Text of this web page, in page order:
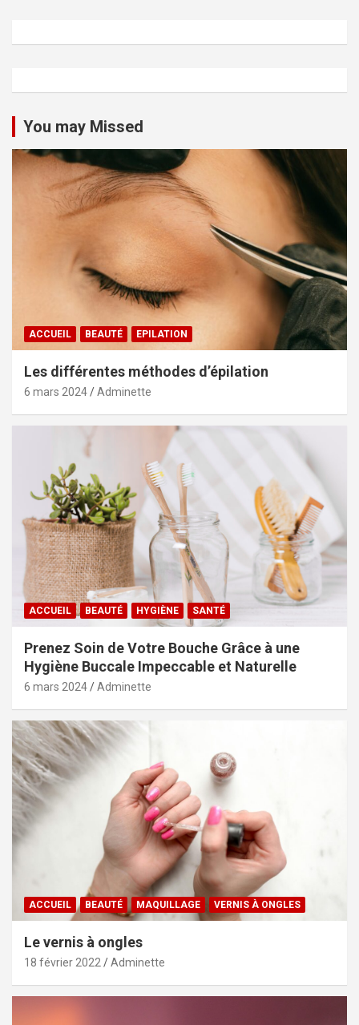
You may Missed
ACCUEIL BEAUTÉ EPILATION
Les différentes méthodes d’épilation
6 mars 2024 Adminette
ACCUEIL BEAUTÉ HYGIÈNE SANTÉ
Prenez Soin de Votre Bouche Grâce à une
Hygiène Buccale Impeccable et Naturelle
6 mars 2024 Adminette
ACCUEIL BEAUTÉ MAQUILLAGE VERNIS À ONGLES
Le vernis à ongles
18 février 2022 Adminette